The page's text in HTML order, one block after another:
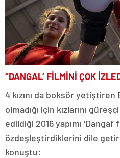
“DANGAL’ FİLMİNİ ÇOK
4 kızını da boksör
olmadığı için kızlarını
edildiği 2016 yapımı
özdeşleştirdiklerini dile
konuştu: